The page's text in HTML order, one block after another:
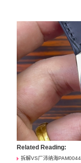
Related Reading:
拆解VS厂沛纳海